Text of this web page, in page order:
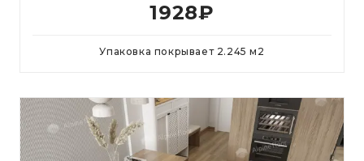
1928₽
Упаковка покрывает 2.245 м 2